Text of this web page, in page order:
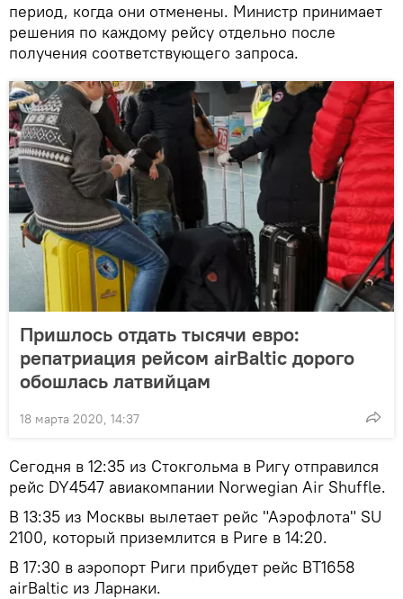
период, когда они отменены. Министр принимает
решения по каждому рейсу отдельно после
получения соответствующего запроса.
Пришлось отдать тысячи евро:
репатриация рейсом airBaltic дорого
обошлась латвийцам
18 марта 2020, 14:37
Сегодня в 12:35 из Стокгольма в Ригу отправился
рейс DY4547 авиакомпании Norwegian Air Shuffle.
В 13:35 из Москвы вылетает рейс "Аэрофлота" SU
2100, который приземлится в Риге в 14:20.
В 17:30 в аэропорт Риги прибудет рейс BT1658
airBaltic из Ларнаки.